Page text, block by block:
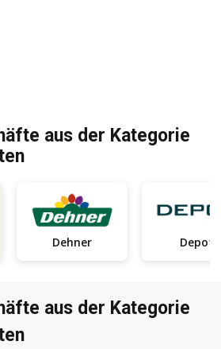
aus der Kategorie
Dehner Depot
aus der Kategorie